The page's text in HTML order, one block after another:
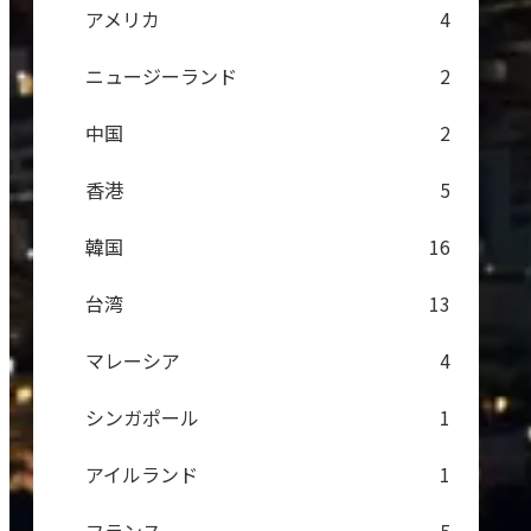
アメリカ
4
ニュージーランド
2
中国
2
香港
5
韓国
16
台湾
13
マレーシア
4
シンガポール
1
アイルランド
1